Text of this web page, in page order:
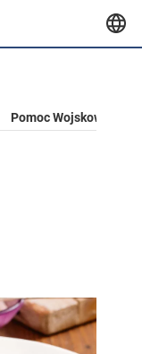
Pomoc Wojskowa Dla